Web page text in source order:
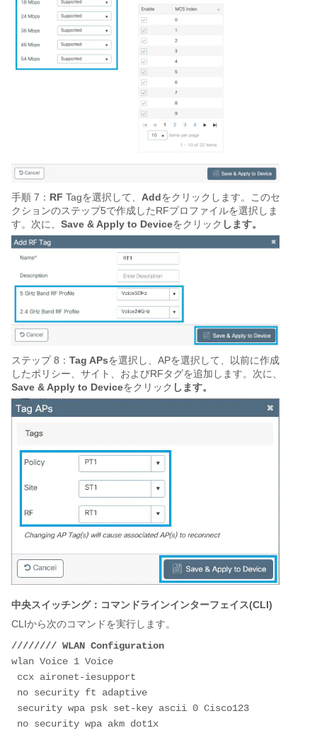
手順 7： RF Tagを選択して、 Addをクリックします。このセ
クションのステップ5で作成したRFプロファイルを選択しま
す。次に、 Save & Apply to Deviceをクリック します。
ステップ 8： Tag APsを選択し、APを選択して、以前に作成
したポリシー、サイト、およびRFタグを追加します。次に、
Save & Apply to Deviceをクリック します。
中央スイッチング：コマンドラインインターフェイス(CLI)
CLIから次のコマンドを実行します。
//////// WLAN Configuration
wlan Voice 1 Voice
ccx aironet-iesupport
no security ft adaptive
security wpa psk set-key ascii 0 Cisco123
no security wpa akm dot1x